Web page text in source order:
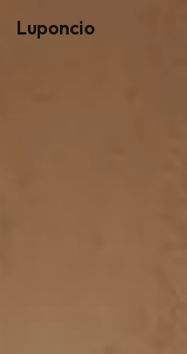
Luponcio